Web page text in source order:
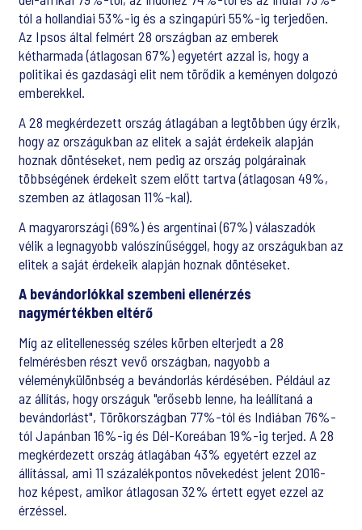
tól a hollandiai 53%-ig és a szingapúri 55%-ig terjedően.
Az Ipsos által felmért 28 országban az emberek
kétharmada (átlagosan 67%) egyetért azzal is, hogy a
politikai és gazdasági elit nem törődik a keményen dolgozó
emberekkel.
A 28 megkérdezett ország átlagában a legtöbben úgy érzik,
hogy az országukban az elitek a saját érdekeik alapján
hoznak döntéseket, nem pedig az ország polgárainak
többségének érdekeit szem előtt tartva (átlagosan 49%,
szemben az átlagosan 11%-kal).
A magyarországi (69%) és argentínai (67%) válaszadók
vélik a legnagyobb valószínűséggel, hogy az országukban az
elitek a saját érdekeik alapján hoznak döntéseket.
A bevándorlókkal szembeni ellenérzés
nagymértékben eltérő
Míg az elitellenesség széles körben elterjedt a 28
felmérésben részt vevő országban, nagyobb a
véleménykülönbség a bevándorlás kérdésében. Például az
az állítás, hogy országuk "erősebb lenne, ha leállítaná a
bevándorlást", Törökországban 77%-tól és Indiában 76%-
tól Japánban 16%-ig és Dél-Koreában 19%-ig terjed. A 28
megkérdezett ország átlagában 43% egyetért ezzel az
állítással, ami 11 százalékpontos növekedést jelent 2016-
hoz képest, amikor átlagosan 32% értett egyet ezzel az
érzéssel.